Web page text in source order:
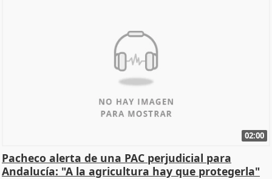
02:00
Pacheco alerta de una PAC perjudicial para
Andalucía: "A la agricultura hay que protegerla"